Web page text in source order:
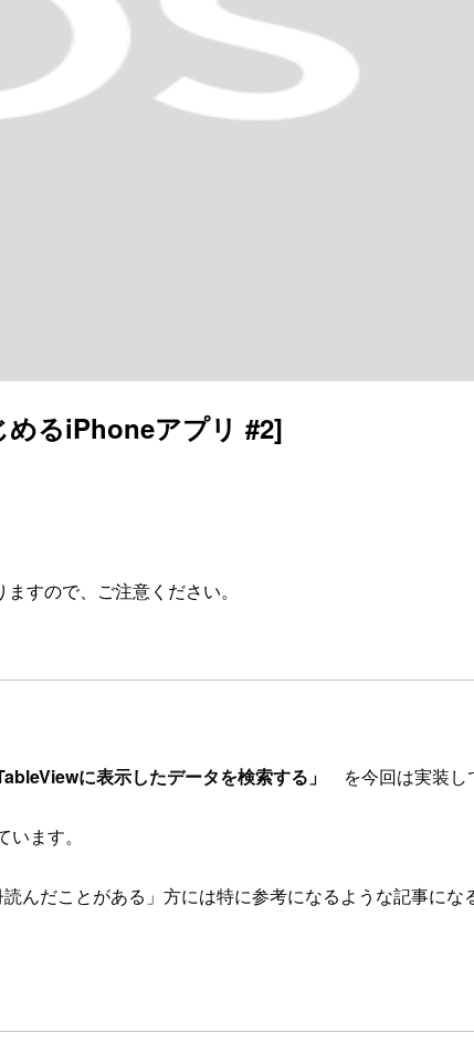
るiPhoneアプリ #2]
すので、ご注意ください。
に表示したデータを検索する」 を今回は実装し
ます。
んだことがある」方には特に参考になるような記事にな